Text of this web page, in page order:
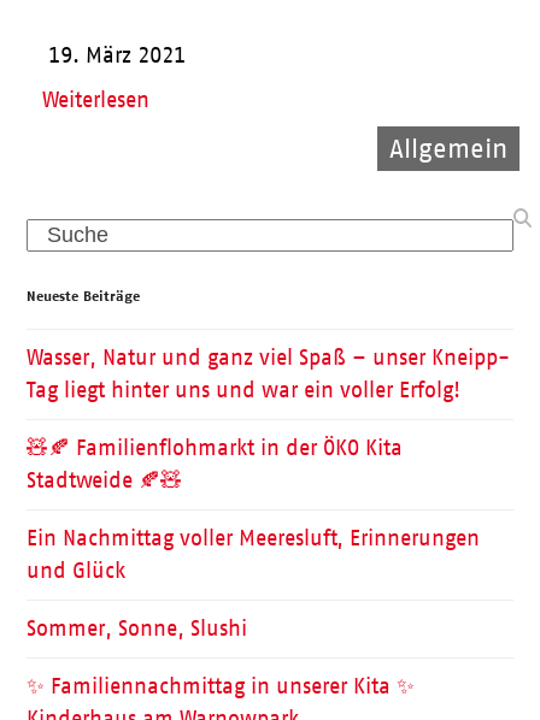
Allgemein
Allgemein
Allgemein
19. März 2021
Weiterlesen
Search
Neueste Beiträge
Wasser, Natur und ganz viel Spaß – unser Kneipp-
Tag liegt hinter uns und war ein voller Erfolg!
🧸🍂 Familienflohmarkt in der ÖKO Kita
Stadtweide 🍂🧸
Ein Nachmittag voller Meeresluft, Erinnerungen
und Glück
Sommer, Sonne, Slushi
✨ Familiennachmittag in unserer Kita ✨